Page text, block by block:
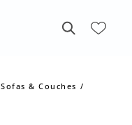
Sofas & Couches